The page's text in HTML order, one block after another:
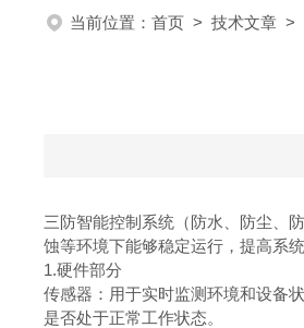
当前位置： 首页 > 技术文章 >
三防智能控制系统（防水、防尘、
蚀等环境下能够稳定运行，提高系
1.硬件部分
传感器：用于实时监测环境和设备
是否处于正常工作状态。